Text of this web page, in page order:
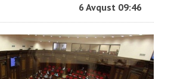
6 Avqust 09:46